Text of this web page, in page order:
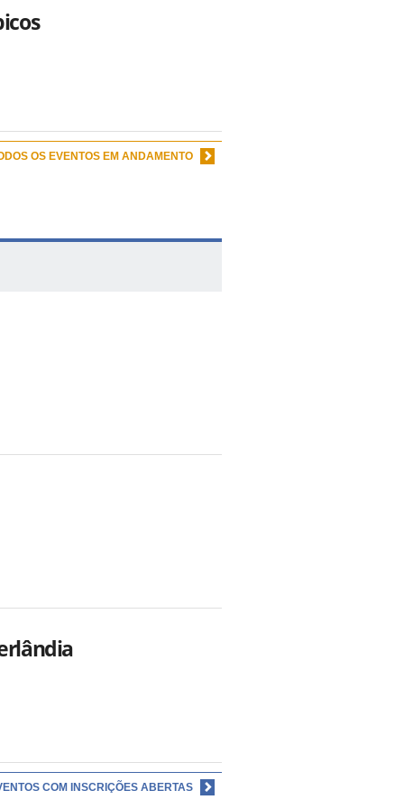
OS EVENTOS EM ANDAMENTO
COM INSCRIÇÕES ABERTAS